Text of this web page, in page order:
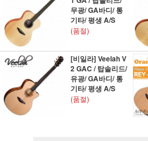
무광/ GA바디/ 통
기타/ 평생 A/S
(품절)
[비일라] Veelah V
2 GAC / 탑솔리드/
유광/ GA바디/ 통
기타/ 평생 A/S
(품절)